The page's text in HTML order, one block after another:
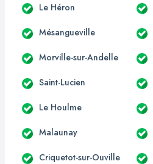
Le Héron
Mésangueville
Morville-sur-Andelle
Saint-Lucien
Le Houlme
Malaunay
Criquetot-sur-Ouville